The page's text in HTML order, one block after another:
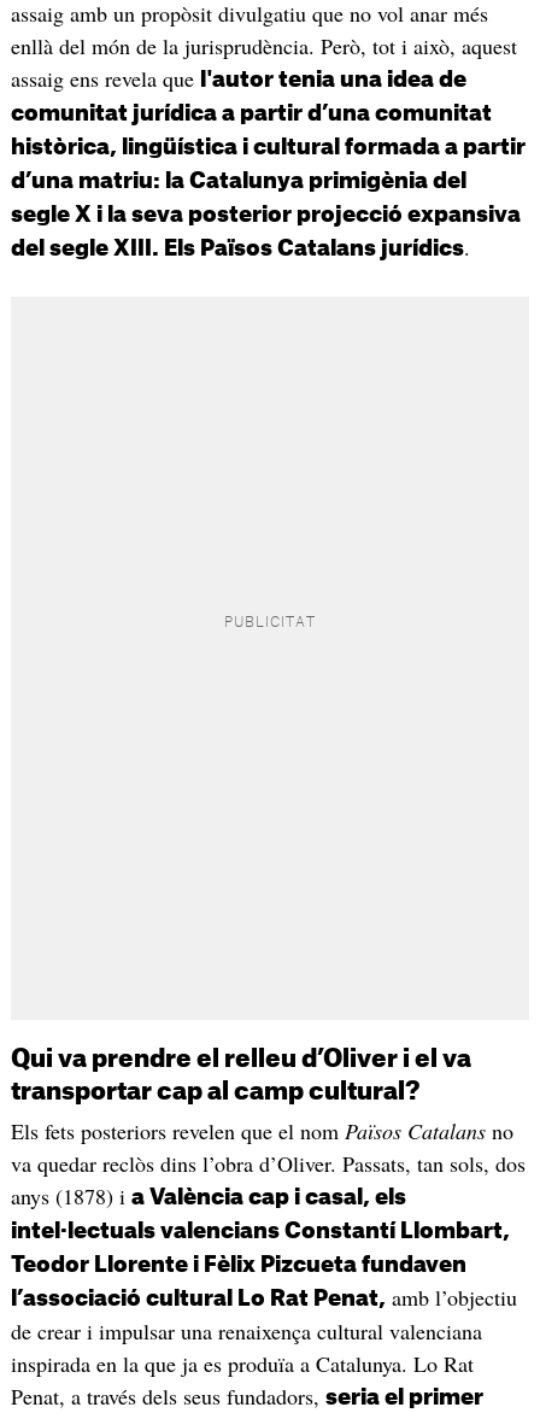
assaig amb un propòsit divulgatiu que no vol anar més
enllà del món de la jurisprudència. Però, tot i això, aquest
assaig ens revela que
l'autor tenia una idea de
comunitat jurídica a partir d’una comunitat
històrica, lingüística i cultural formada a partir
d’una matriu: la Catalunya primigènia del
segle X i la seva posterior projecció expansiva
del segle XIII. Els Països Catalans jurídics.
Qui va prendre el relleu d’Oliver i el va
transportar cap al camp cultural?
Els fets posteriors revelen que el nom Països Catalansno
va quedar reclòs dins l’obra d’Oliver. Passats, tan sols, dos
anys (1878) i a València cap i casal, els
intel·lectuals valencians Constantí Llombart,
Teodor Llorente i Fèlix Pizcueta fundaven
l’associació cultural Lo Rat Penat, amb l’objectiu
de crear i impulsar una renaixença cultural valenciana
inspirada en la que ja es produïa a Catalunya. Lo Rat
Penat, a través dels seus fundadors, seria el primer